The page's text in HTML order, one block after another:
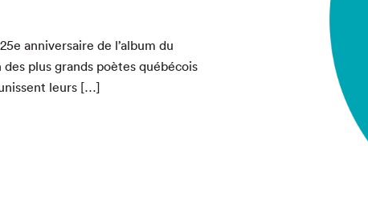
vous?
25e anniver­saire de l’album du
plus grands poètes québé­cois
leurs […]